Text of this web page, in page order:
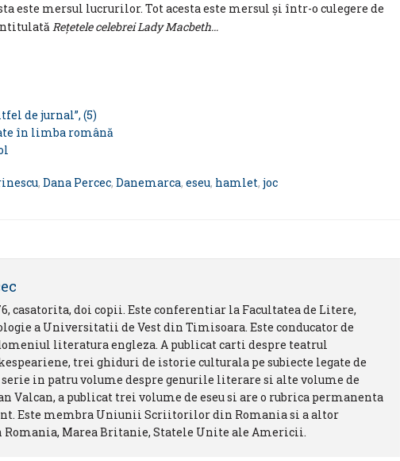
este mersul lucrurilor. Tot acesta este mersul și într-o culegere de
Rețetele celebrei Lady Macbeth…
de jurnal”, (5)
în limba română
, Dana Percec, Danemarca, eseu, hamlet, joc
casatorita, doi copii. Este conferentiar la Facultatea de Litere,
a Universitatii de Vest din Timisoara. Este conducator de
literatura engleza. A publicat carti despre teatrul
trei ghiduri de istorie culturala pe subiecte legate de
in patru volume despre genurile literare si alte volume de
Valcan, a publicat trei volume de eseu si are o rubrica permanenta
Este membra Uniunii Scriitorilor din Romania si a altor
Marea Britanie, Statele Unite ale Americii.